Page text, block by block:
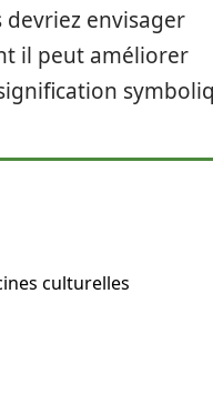
envisager
il peut améliorer
culturelles